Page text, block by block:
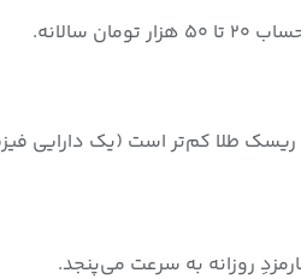
طلا کم‌تر است (یک دارایی